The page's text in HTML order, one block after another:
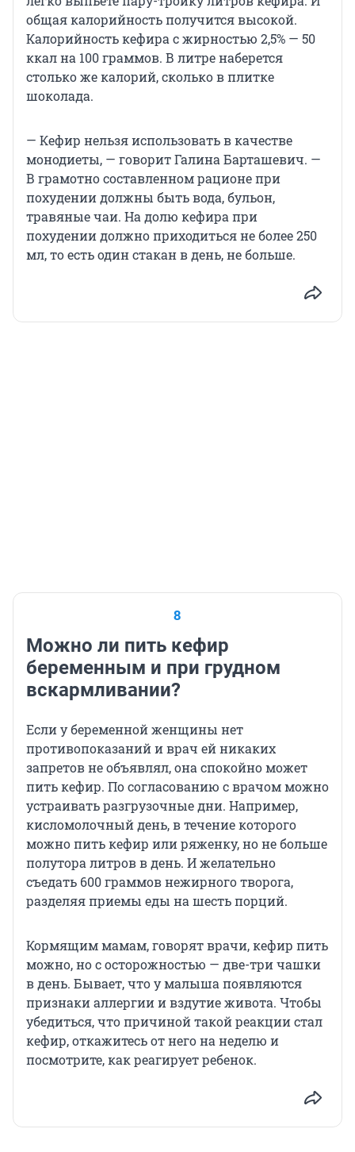
общая калорийность получится высокой.
Калорийность кефира с жирностью 2,5% — 50
ккал на 100 граммов. В литре наберется
столько же калорий, сколько в плитке
шоколада.
— Кефир нельзя использовать в качестве
монодиеты, — говорит Галина Барташевич. —
В грамотно составленном рационе при
похудении должны быть вода, бульон,
травяные чаи. На долю кефира при
похудении должно приходиться не более 250
мл, то есть один стакан в день, не больше.
8
Можно ли пить кефир
беременным и при грудном
вскармливании?
Если у беременной женщины нет
противопоказаний и врач ей никаких
запретов не объявлял, она спокойно может
пить кефир. По согласованию с врачом можно
устраивать разгрузочные дни. Например,
кисломолочный день, в течение которого
можно пить кефир или ряженку, но не больше
полутора литров в день. И желательно
съедать 600 граммов нежирного творога,
разделяя приемы еды на шесть порций.
Кормящим мамам, говорят врачи, кефир пить
можно, но с осторожностью — две-три чашки
в день. Бывает, что у малыша появляются
признаки аллергии и вздутие живота. Чтобы
убедиться, что причиной такой реакции стал
кефир, откажитесь от него на неделю и
посмотрите, как реагирует ребенок.